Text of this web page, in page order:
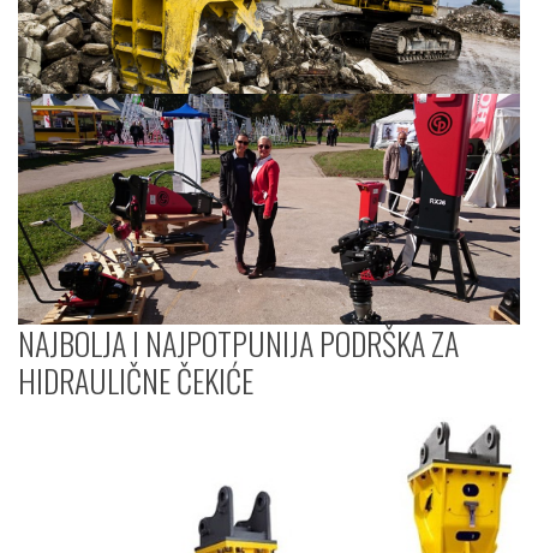
NAJBOLJA I NAJPOTPUNIJA PODRŠKA ZA
HIDRAULIČNE ČEKIĆE